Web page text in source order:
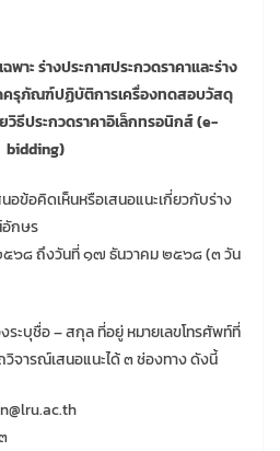
าะ ร่างประกาศประกวดราคาและร่าง
ครุภัณฑ์ปฏิบัติการเครื่องทดสอบวัสดุ
วิธีประกวดราคาอิเล็กทรอนิกส์ (e-
bidding)
อข้อคิดเห็นหรือเสนอแนะเกี่ยวกับร่าง
กษร
๕๖๘ ถึงวันที่ ๑๗ ธันวาคม ๒๕๖๘ (๓ วัน
ระบุชื่อ – สกุล ที่อยู่ หมายเลขโทรศัพท์ที่
จารณ์เสนอแนะได้ ๓ ช่องทาง ดังนี้